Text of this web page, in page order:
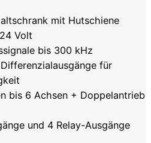
mit Hutschiene
Volt
bis 300 kHz
für
bis 6 Achsen + Doppelantrieb
und 4 Relay-Ausgänge